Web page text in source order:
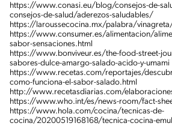
https://www.conasi.eu/blog/consejos-de-
consejos-de-salud/aderezos-saludables/
https://laroussecocina.mx/palabra/
https://www.consumer.es/alimentacion/
sabor-sensaciones.html
https://www.bonviveur.es/the-food-street-
sabores-dulce-amargo-salado-acido-y-umami
https://www.recetas.com/reportajes/
como-funciona-el-sabor-salado.html
http://www.recetasdiarias.com/
https://www.who.int/es/news-room/fact-
https://www.hola.com/cocina/tecnicas-de-
cocina/20200519168168/tecnica-cocina-